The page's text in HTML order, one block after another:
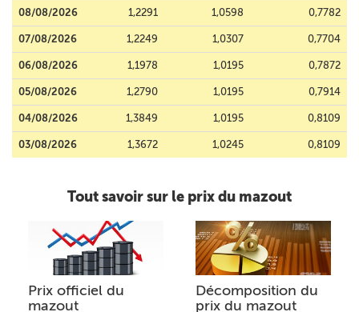
08/08/2026 1,2291 1,0598 0,7782
07/08/2026 1,2249 1,0307 0,7704
06/08/2026 1,1978 1,0195 0,7872
05/08/2026 1,2790 1,0195 0,7914
04/08/2026 1,3849 1,0195 0,8109
03/08/2026 1,3672 1,0245 0,8109
Tout savoir sur le prix du mazout
Prix officiel du
mazout
Décomposition du
prix du mazout